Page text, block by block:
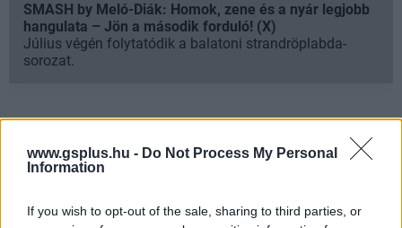
www.gsplus.hu - Do Not Process My Personal
Information
If you wish to opt-out of the sale, sharing to third parties, or
SMASH by Meló-Diák: Homok, zene és a nyár legjobb
hangulata – Jön a második forduló! (X)
Július végén folytatódik a balatoni strandröplabda-
sorozat.
Címkék: #tv2 #sorozat #hunyadi #rise of the raven